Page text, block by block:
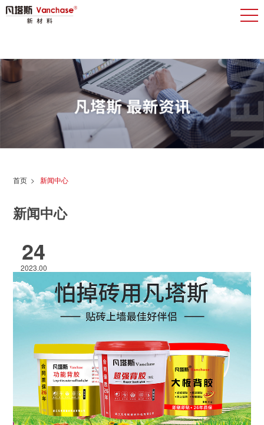
首页 >新闻中心
新闻中心
24
2023.00